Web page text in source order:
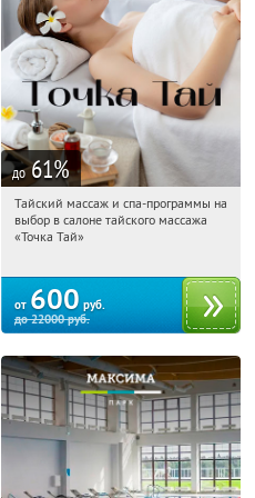
до 61%
22:54:51 Купили: 23
Чертановская
Тайский массаж и спа-программы на
выбор в салоне тайского массажа
«Точка Тай»
от 600 руб.
до22000руб.